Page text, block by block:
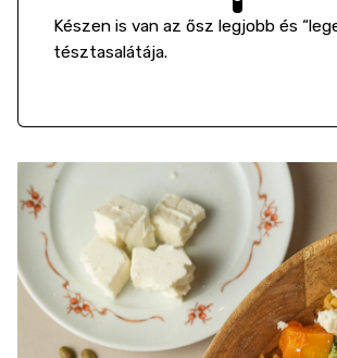
Készen is van az ősz legjobb és
tésztasalátája.